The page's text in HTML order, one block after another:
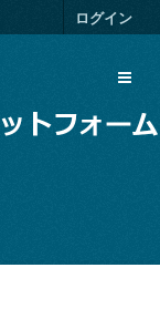
ログイン